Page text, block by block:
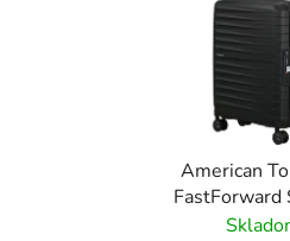
American
FastForward
55cm